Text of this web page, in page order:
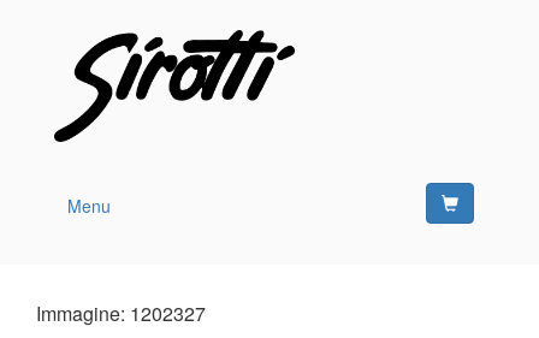
Menu
Immagine: 1202327